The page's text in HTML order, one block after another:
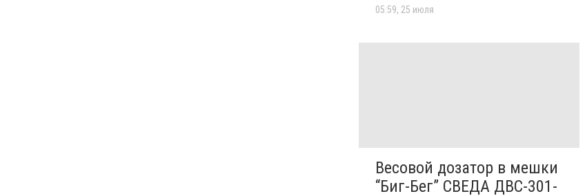
05:59, 25 июля
Весовой дозатор в мешки
“Биг-Бег” СВЕДА ДВС-301-